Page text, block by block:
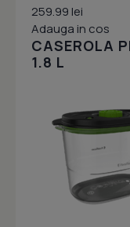
259.99 lei
Adauga in cos
CASEROLA
1.8 L